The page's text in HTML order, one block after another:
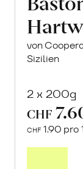
von
Sizilien
2 x 200g
CHF
CHF 1.90 pro